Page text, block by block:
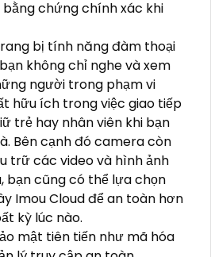
chứng chính xác khi
bị tính năng đàm thoại
không chỉ nghe và xem
người trong phạm vi
hữu ích trong việc giao tiếp
trẻ hay nhân viên khi bạn
Bên cạnh đó camera còn
trữ các video và hình ảnh
bạn cũng có thể lựa chọn
Imou Cloud để an toàn hơn
kỳ lúc nào.
mật tiên tiến như mã hóa